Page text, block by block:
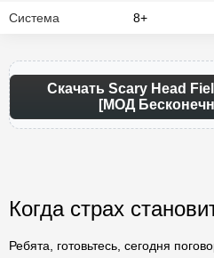
Система 8+
Скачать Scary Head
[МОД
Когда страх
Ребята, готовьтесь, сегодня